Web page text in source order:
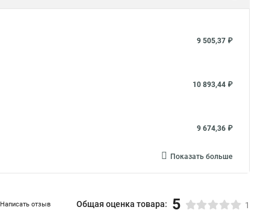
9 505,37 ₽
10 893,44 ₽
9 674,36 ₽
Показать больше
Написать отзыв Общая оценка товара: 5 1